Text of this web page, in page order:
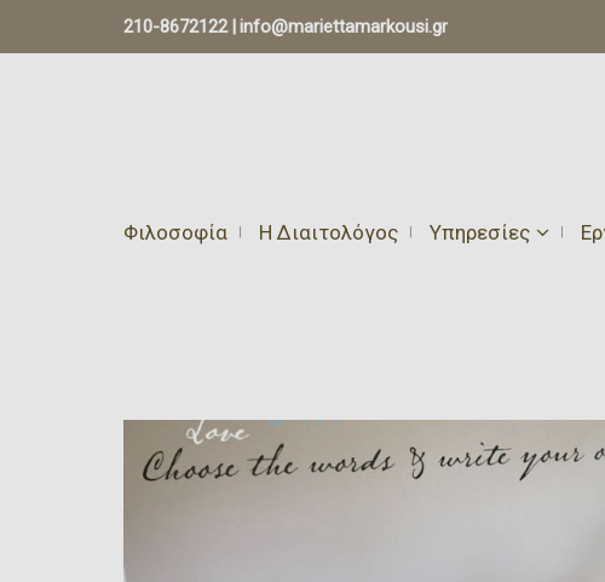
210-8672122 |info@mariettamarkousi.gr
Φιλοσοφία Η Διαιτολόγος Υπηρεσίες